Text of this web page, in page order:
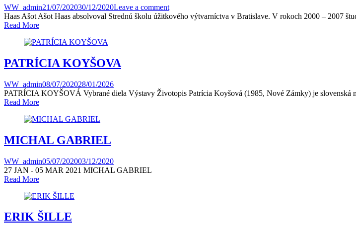
WW_admin21/07/202030/12/2020Leave a comment
Haas Ašot Ašot Haas absolvoval Strednú školu úžitkového výtvarníctva v Bratislave. V rokoch 2000 – 2007
Read More
PATRÍCIA KOYŠOVA
WW_admin08/07/202028/01/2026
PATRÍCIA KOYŠOVÁ Vybrané diela Výstavy Životopis Patrícia Koyšová (1985, Nové Zámky) je slovenská
Read More
MICHAL GABRIEL
WW_admin05/07/202003/12/2020
27 JAN - 05 MAR 2021 MICHAL GABRIEL
Read More
ERIK ŠILLE